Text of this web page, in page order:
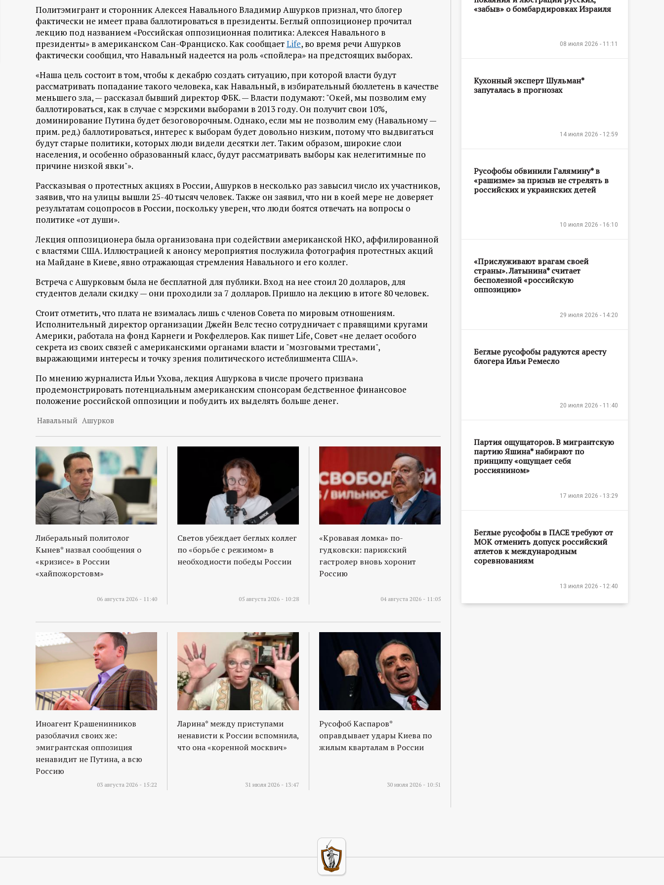
ц
и
о
н
н
ы
й
п
о
р
т
а
л
Политэмигрант и сторонник Алексея Навального Владимир Ашурков признал, что блогер
фактически не имеет права баллотироваться в президенты. Беглый оппозиционер прочитал
лекцию под названием «Российская оппозиционная политика: Алексея Навального в
президенты» в американском Сан-Франциско. Как сообщаетLife, во время речи Ашурков
фактически сообщил, что Навальный надеется на роль «спойлера» на предстоящих выборах.
«Наша цель состоит в том, чтобы к декабрю создать ситуацию, при которой власти будут
рассматривать попадание такого человека, как Навальный, в избирательный бюллетень в качестве
меньшего зла, — рассказал бывший директор ФБК. — Власти подумают: "Окей, мы позволим ему
баллотироваться, как в случае с мэрскими выборами в 2013 году. Он получит свои 10%,
доминирование Путина будет безоговорочным. Однако, если мы не позволим ему (Навальному —
прим. ред.) баллотироваться, интерес к выборам будет довольно низким, потому что выдвигаться
будут старые политики, которых люди видели десятки лет. Таким образом, широкие слои
населения, и особенно образованный класс, будут рассматривать выборы как нелегитимные по
причине низкой явки"».
Рассказывая о протестных акциях в России, Ашурков в несколько раз завысил число их участников,
заявив, что на улицы вышли 25-40 тысяч человек. Также он заявил, что ни в коей мере не доверяет
результатам соцопросов в России, поскольку уверен, что люди боятся отвечать на вопросы о
политике «от души».
Лекция оппозиционера была организована при содействии американской НКО, аффилированной
с властями США. Иллюстрацией к анонсу мероприятия послужила фотография протестных акций
на Майдане в Киеве, явно отражающая стремления Навального и его коллег.
Встреча с Ашурковым была не бесплатной для публики. Вход на нее стоил 20 долларов, для
студентов делали скидку — они проходили за 7 долларов. Пришло на лекцию в итоге 80 человек.
Стоит отметить, что плата не взималась лишь с членов Совета по мировым отношениям.
Исполнительный директор организации Джейн Велс тесно сотрудничает с правящими кругами
Америки, работала на фонд Карнеги и Рокфеллеров. Как пишет Life, Совет «не делает особого
секрета из своих связей с американскими органами власти и "мозговыми трестами",
выражающими интересы и точку зрения политического истеблишмента США».
По мнению журналиста Ильи Ухова, лекция Ашуркова в числе прочего призвана
продемонстрировать потенциальным американским спонсорам бедственное финансовое
положение российской оппозиции и побудить их выделять больше денег.
Навальный Ашурков
Либеральный политолог
Кынев* назвал сообщения о
«кризисе» в России
«хайпожорстовм»
06 августа 2026 - 11:40
Светов убеждает беглых коллег
по «борьбе с режимом» в
необходиости победы России
05 августа 2026 - 10:28
«Кровавая ломка» по-
гудковски: парижский
гастролер вновь хоронит
Россию
04 августа 2026 - 11:05
Иноагент Крашенинников
разоблачил своих же:
эмигрантская оппозиция
ненавидит не Путина, а всю
Россию
03 августа 2026 - 15:22
Ларина* между приступами
ненависти к России вспомнила,
что она «коренной москвич»
31 июля 2026 - 13:47
Русофоб Каспаров*
оправдывает удары Киева по
жилым кварталам в России
30 июля 2026 - 10:51
«забыв» о бомбардировках Израиля
08 июля 2026 - 11:11
Кухонный эксперт Шульман*
запуталась в прогнозах
14 июля 2026 - 12:59
Русофобы обвинили Галямину* в
«рашизме» за призыв не стрелять в
российских и украинских детей
10 июля 2026 - 16:10
«Прислуживают врагам своей
страны». Латынина* считает
бесполезной «российскую
оппозицию»
29 июля 2026 - 14:20
Беглые русофобы радуются аресту
блогера Ильи Ремесло
20 июля 2026 - 11:40
Партия ощущаторов. В мигрантскую
партию Яшина* набирают по
принципу «ощущает себя
россиянином»
17 июля 2026 - 13:29
Беглые русофобы в ПАСЕ требуют от
МОК отменить допуск российский
атлетов к международным
соревнованиям
13 июля 2026 - 12:40